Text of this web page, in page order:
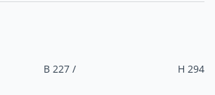
B 227 / H 294